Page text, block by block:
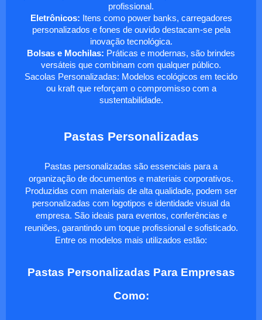
profissional.
Eletrônicos: Itens como power banks, carregadores
personalizados e fones de ouvido destacam-se pela
inovação tecnológica.
Bolsas e Mochilas: Práticas e modernas, são brindes
versáteis que combinam com qualquer público.
Sacolas Personalizadas: Modelos ecológicos em tecido
ou kraft que reforçam o compromisso com a
sustentabilidade.
Pastas Personalizadas
Pastas personalizadas são essenciais para a
organização de documentos e materiais corporativos.
Produzidas com materiais de alta qualidade, podem ser
personalizadas com logotipos e identidade visual da
empresa. São ideais para eventos, conferências e
reuniões, garantindo um toque profissional e sofisticado.
Entre os modelos mais utilizados estão:
Pastas Personalizadas Para Empresas
Como: